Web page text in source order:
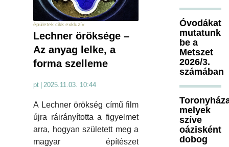
épületek cikk exkluzív
Lechner öröksége –
Az anyag lelke, a
forma szelleme
pt 2025.11.03. 10:44
A Lechner örökség című film
újra ráirányította a figyelmet
arra, hogyan született meg a
magyar építészet
Óvodákat
mutatunk
be a
Metszet
2026/3.
számában
melyek
szíve
oázisként
dobog